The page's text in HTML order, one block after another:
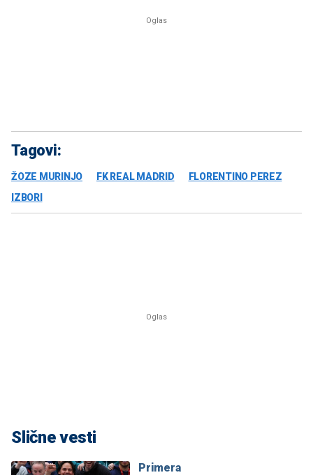
Tagovi:
ŽOZE MURINJO FK REAL MADRID
FLORENTINO PEREZ
IZBORI
Slične vesti
Primera